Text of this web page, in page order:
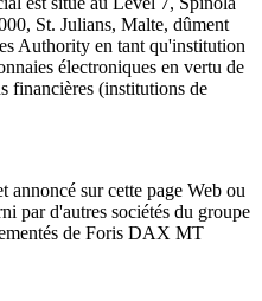
St. Julians, Malte, dûment
Authority en tant qu'institution
électroniques en vertu de
financières (institutions de
sur cette page Web ou
par d'autres sociétés du groupe
de Foris DAX MT